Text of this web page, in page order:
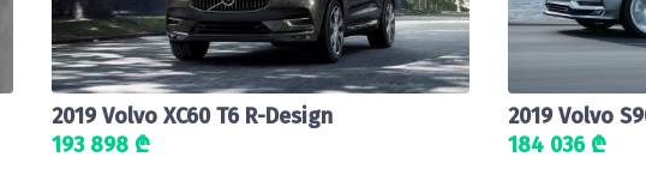
2019 Volvo XC60 T6 R-Design
193 898 ₾
2019 Volvo
184 036 ₾